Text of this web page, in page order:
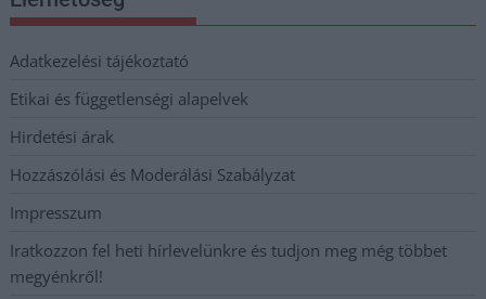
Adatkezelési tájékoztató
Etikai és függetlenségi alapelvek
Hirdetési árak
Hozzászólási és Moderálási Szabályzat
Impresszum
Iratkozzon fel heti hírlevelünkre és tudjon meg még többet
megyénkről!